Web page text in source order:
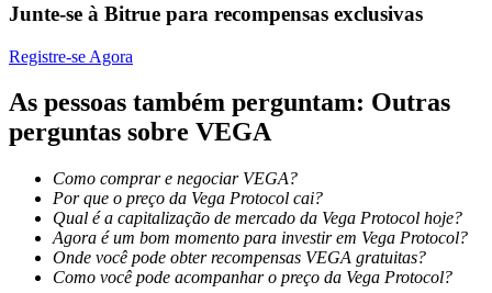
Informação
Junte-se à Bitrue para recompensas exclusivas
Registre-se Agora
As pessoas também perguntam: Outras
perguntas sobre VEGA
Como comprar e negociar VEGA?
Por que o preço da Vega Protocol cai?
Qual é a capitalização de mercado da Vega Protocol hoje?
Agora é um bom momento para investir em Vega Protocol?
Onde você pode obter recompensas VEGA gratuitas?
Como você pode acompanhar o preço da Vega Protocol?